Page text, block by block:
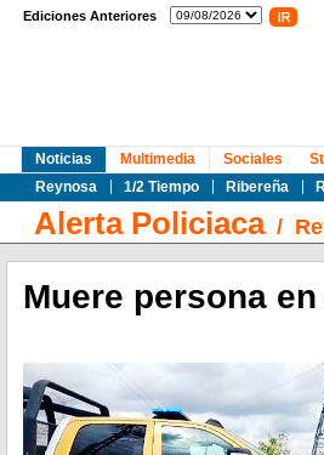
Ediciones Anteriores
Noticias
Reynosa
1/2 Tiempo Ribereña
Multimedia Sociales
Alerta Policiaca/
Muere persona